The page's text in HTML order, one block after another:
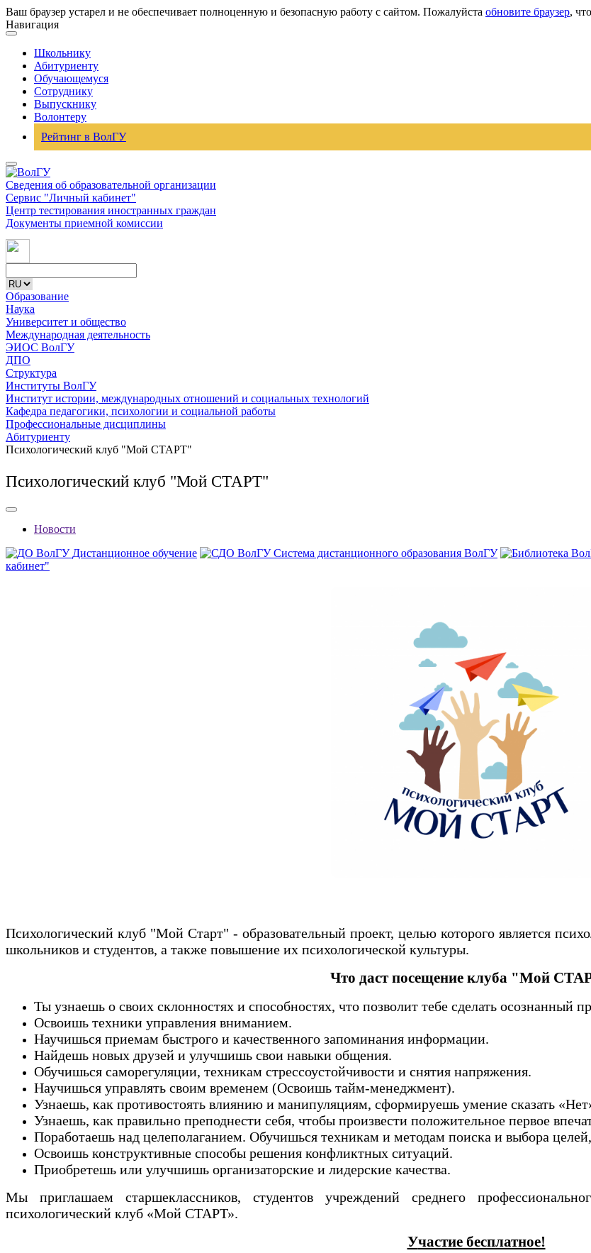
Ваш браузер устарел и не обеспечивает полноценную и безопасную работу с сайтом. Пожалуйста обновите браузер,
Навигация
Школьнику
Абитуриенту
Обучающемуся
Сотруднику
Выпускнику
Волонтеру
Рейтинг в ВолГУ
Сведения об образовательной организации
Сервис "Личный кабинет"
Центр тестирования иностранных граждан
Документы приемной комиссии
Образование
Наука
Университет и общество
Международная деятельность
ЭИОС ВолГУ
ДПО
Структура
Институты ВолГУ
Институт истории, международных отношений и социальных технологий
Кафедра педагогики, психологии и социальной работы
Профессиональные дисциплины
Абитуриенту
Психологический клуб "Мой СТАРТ"
Психологический клуб "Мой СТАРТ"
Новости
Дистанционное обучение
Система дистанционного образования ВолГУ
кабинет"
Психологический клуб "Мой Старт" - образовательный проект, целью которого является
школьников и студентов, а также повышение их психологической культуры.
Что даст посещение клуба "Мой
Ты узнаешь о своих склонностях и способностях, что позволит тебе сделать осознанный
Освоишь техники управления вниманием.
Научишься приемам быстрого и качественного запоминания информации.
Найдешь новых друзей и улучшишь свои навыки общения.
Обучишься саморегуляции, техникам стрессоустойчивости и снятия напряжения.
Научишься управлять своим временем (Освоишь тайм-менеджмент).
Узнаешь, как противостоять влиянию и манипуляциям, сформируешь умение сказать
Узнаешь, как правильно преподнести себя, чтобы произвести положительное первое
Поработаешь над целеполаганием. Обучишься техникам и методам поиска и выбора
Освоишь конструктивные способы решения конфликтных ситуаций.
Приобретешь или улучшишь организаторские и лидерские качества.
Мы приглашаем старшеклассников, студентов учреждений среднего
психологический клуб «Мой СТАРТ».
Участие бесплатное!